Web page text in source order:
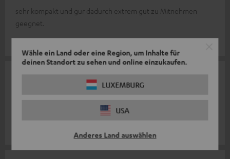
Wähle ein Land oder eine Region, um Inhalte für
deinen Standort zu sehen und online einzukaufen.
LUXEMBURG
USA
Anderes Land auswählen
sehr kompakt und gur dadurch extrem gut zu Mitnehmen
geegnet.
Kai T.
Absoluter Hammer Wie immer Top Sound Weiter so